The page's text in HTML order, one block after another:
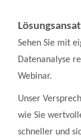
Sehen Sie mit
Datenanalyse
Webinar.
Unser
wie Sie
schneller und